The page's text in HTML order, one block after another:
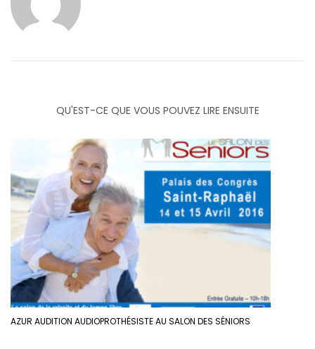
QU'EST-CE QUE VOUS POUVEZ LIRE ENSUITE
AZUR AUDITION AUDIOPROTHÉSISTE AU SALON DES SÉNIORS